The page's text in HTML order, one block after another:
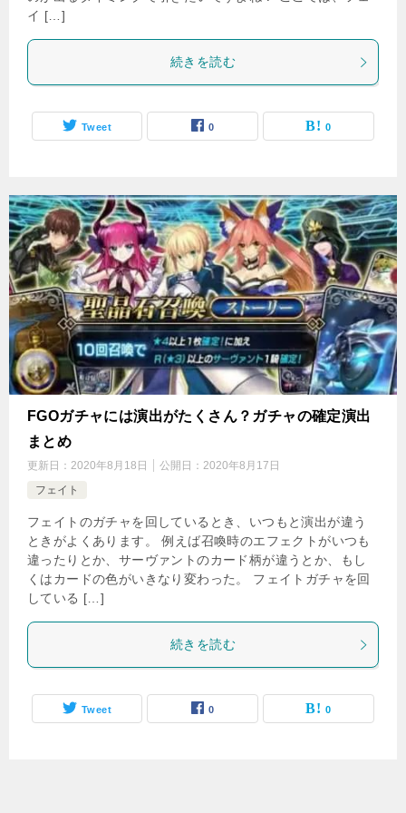
イ […]
続きを読む
Tweet 0 0
FGOガチャには演出がたくさん？ガチャの確定演出
まとめ
更新日： 2020年8月18日 公開日： 2020年8月17日
フェイト
フェイトのガチャを回しているとき、いつもと演出が違う
ときがよくあります。 例えば召喚時のエフェクトがいつも
違ったりとか、サーヴァントのカード柄が違うとか、もし
くはカードの色がいきなり変わった。 フェイトガチャを回
している […]
続きを読む
Tweet 0 0